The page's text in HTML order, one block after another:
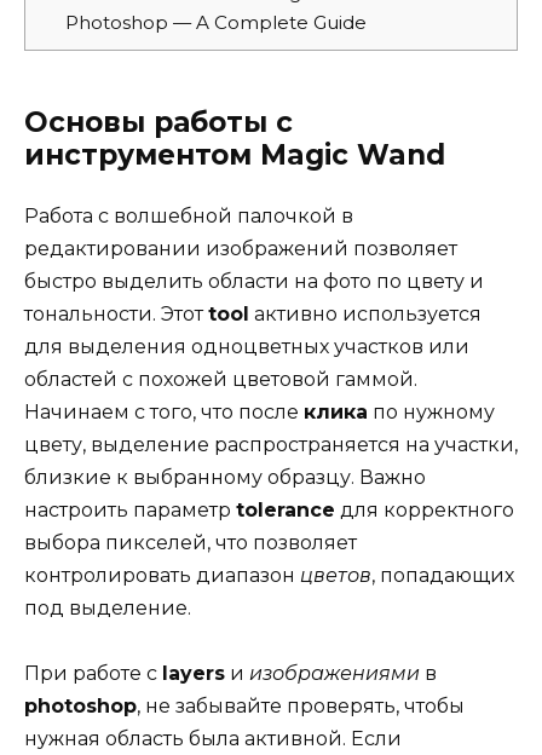
Photoshop — A Complete Guide
Основы работы с
инструментом Magic Wand
Работа с волшебной палочкой в
редактировании изображений позволяет
быстро выделить области на фото по цвету и
тональности. Этотtool активно используется
для выделения одноцветных участков или
областей с похожей цветовой гаммой.
Начинаем с того, что после клика по нужному
цвету, выделение распространяется на участки,
близкие к выбранному образцу. Важно
настроить параметр tolerance для корректного
выбора пикселей, что позволяет
контролировать диапазон цветов, попадающих
под выделение.
При работе с layers и изображениями в
photoshop, не забывайте проверять, чтобы
нужная область была активной. Если